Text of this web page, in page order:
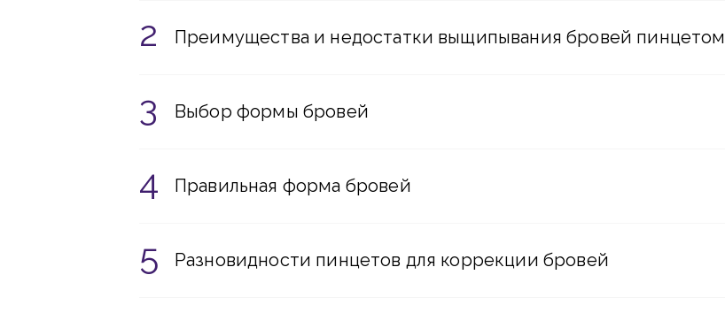
Преимущества и недостатки выщипывания бровей пинцетом
Выбор формы бровей
Правильная форма бровей
Разновидности пинцетов для коррекции бровей